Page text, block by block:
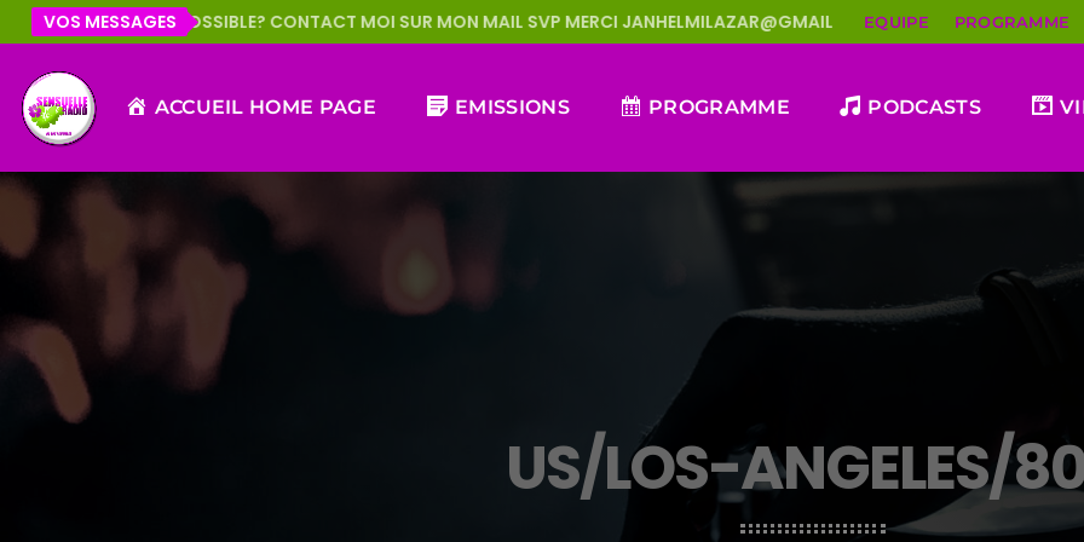
VOS MESSAGES
CONTACT MOI SUR MON MAIL SVP MERCI JANHELMILAZAR@GMAIL.COM CHE TI KOFE CHÔ
EQUIPE PROGRAMME
ACCUEIL HOME PAGE EMISSIONS PROGRAMME PODCASTS
US/LOS-ANGELES/